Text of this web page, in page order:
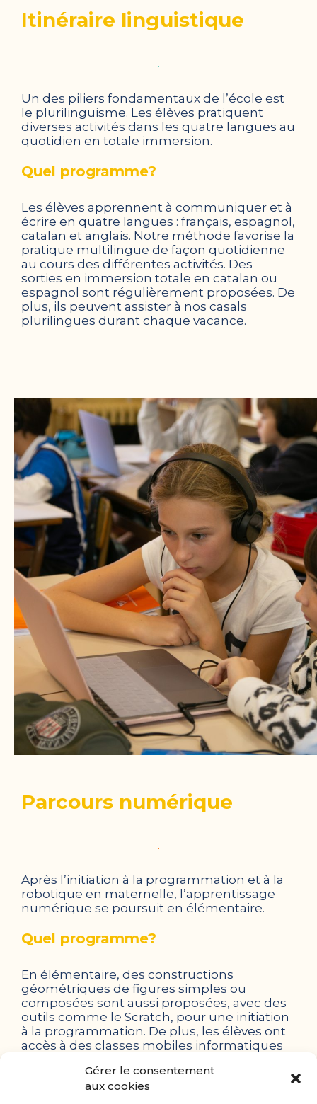
Gérer le consentement
aux cookies
Itinéraire linguistique
Un des piliers fondamentaux de l’école est
le plurilinguisme. Les élèves pratiquent
diverses activités dans les quatre langues au
quotidien en totale immersion.
Quel programme?
Les élèves apprennent à communiquer et à
écrire en quatre langues : français, espagnol,
catalan et anglais. Notre méthode favorise la
pratique multilingue de façon quotidienne
au cours des différentes activités. Des
sorties en immersion totale en catalan ou
espagnol sont régulièrement proposées. De
plus, ils peuvent assister à nos casals
plurilingues durant chaque vacance.
Parcours numérique
Après l’initiation à la programmation et à la
robotique en maternelle, l’apprentissage
numérique se poursuit en élémentaire.
Quel programme?
En élémentaire, des constructions
géométriques de figures simples ou
composées sont aussi proposées, avec des
outils comme le Scratch, pour une initiation
à la programmation. De plus, les élèves ont
accès à des classes mobiles informatiques